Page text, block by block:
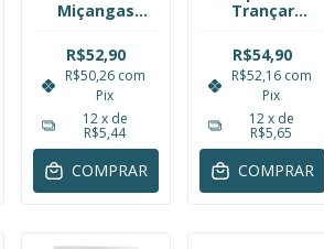
Miçangas
Modelo com
Letras e
Novelo
Polibrinq
R$52,90
R$50,26 com
Pix
12x de
R$5,44
COMPRAR
Trançar
Criança
Polibrinq
R$54,90
R$52,16 com
Pix
12x de
R$5,65
COMPRAR